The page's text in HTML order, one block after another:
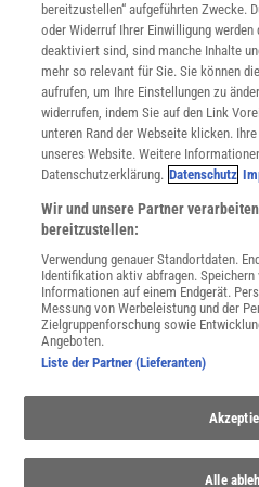
Datenschutz
Nutzungsbedingungen
Cookie-Einstellungen
Utiq verwalten
Nutzungsbasierte Onlinewerbung
Alle Artikel
Impressum
Angebote für Schulen
Angebote für Institutionen
Sprachen lernen mit Gymglish
Lexika
Für Spektrum schreiben
Zugänglichkeitserklärung
WEBSEITEN
KielSCN
Wissenschaft in die Schulen
SciLogs
bereitzustellen“ aufgeführten Zwecke.
oder Widerruf Ihrer Einwilligung
deaktiviert sind, sind manche Inhalte
mehr so relevant für Sie. Sie können
aufrufen, um Ihre Einstellungen zu
widerrufen, indem Sie auf den Link
unteren Rand der Webseite klicken.
unseres Website. Weitere
Datenschutzerklärung. Datenschutz
Wir und unsere Partner
bereitzustellen:
Verwendung genauer Standortdaten.
Identifikation aktiv abfragen.
Informationen auf einem Endgerät.
Messung von Werbeleistung und der
Zielgruppenforschung sowie
Angeboten.
Liste der Partner (Lieferanten)
Alle